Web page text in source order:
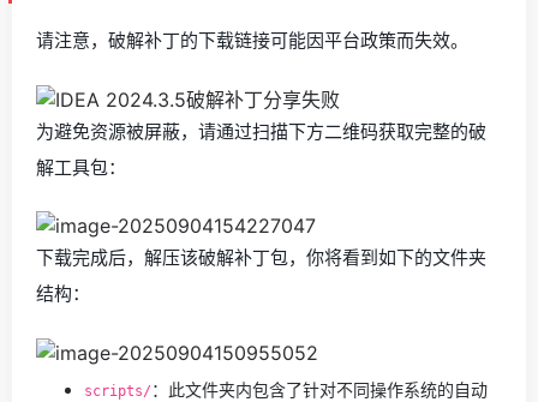
请注意，破解补丁的下载链接可能因平台政策而失效。
为避免资源被屏蔽，请通过扫描下方二维码获取完整的破
解工具包：
下载完成后，解压该破解补丁包，你将看到如下的文件夹
结构：
scripts/ ：此文件夹内包含了针对不同操作系统的自动